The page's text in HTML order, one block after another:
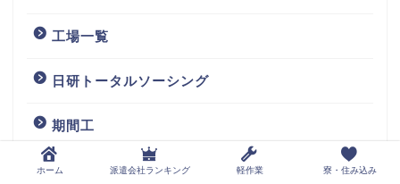
工場一覧
日研トータルソーシング
期間工
派遣会社の求人サイト・評判
ホーム 派遣会社ランキング 軽作業 寮・住み込み